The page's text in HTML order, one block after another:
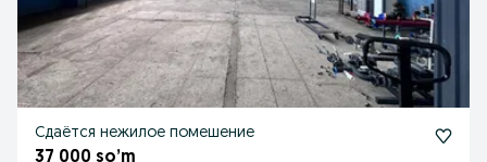
Сдаётся нежилое помешение
37 000 so’m